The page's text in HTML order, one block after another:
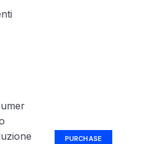
PURCHASE